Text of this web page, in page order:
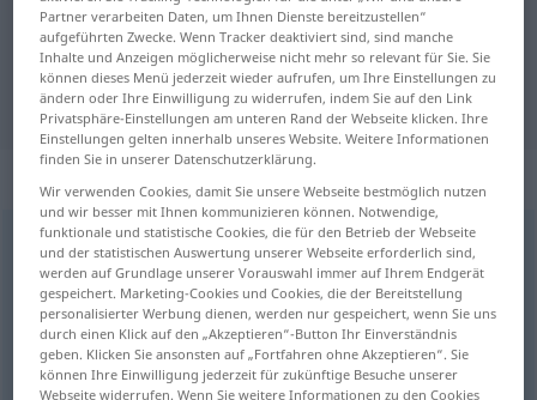
"beruhigend" Niederländisch
Übersetzung
„beruhigend“
beruhigend
Übersicht aller Übersetzungen
(Für mehr Details die Übersetzung anklicken/antippen)
geruststellend
Partner verarbeiten Daten, um Ihnen Dienste bereitzustellen“
aufgeführten Zwecke. Wenn Tracker deaktiviert sind, sind manche
Inhalte und Anzeigen möglicherweise nicht mehr so relevant für Sie. Sie
können dieses Menü jederzeit wieder aufrufen, um Ihre Einstellungen zu
ändern oder Ihre Einwilligung zu widerrufen, indem Sie auf den Link
Privatsphäre-Einstellungen am unteren Rand der Webseite klicken. Ihre
Einstellungen gelten innerhalb unseres Website. Weitere Informationen
finden Sie in unserer Datenschutzerklärung.
Wir verwenden Cookies, damit Sie unsere Webseite bestmöglich nutzen
und wir besser mit Ihnen kommunizieren können. Notwendige,
funktionale und statistische Cookies, die für den Betrieb der Webseite
und der statistischen Auswertung unserer Webseite erforderlich sind,
werden auf Grundlage unserer Vorauswahl immer auf Ihrem Endgerät
gespeichert. Marketing-Cookies und Cookies, die der Bereitstellung
personalisierter Werbung dienen, werden nur gespeichert, wenn Sie uns
durch einen Klick auf den „Akzeptieren“-Button Ihr Einverständnis
geben. Klicken Sie ansonsten auf „Fortfahren ohne Akzeptieren“. Sie
können Ihre Einwilligung jederzeit für zukünftige Besuche unserer
Webseite widerrufen. Wenn Sie weitere Informationen zu den Cookies